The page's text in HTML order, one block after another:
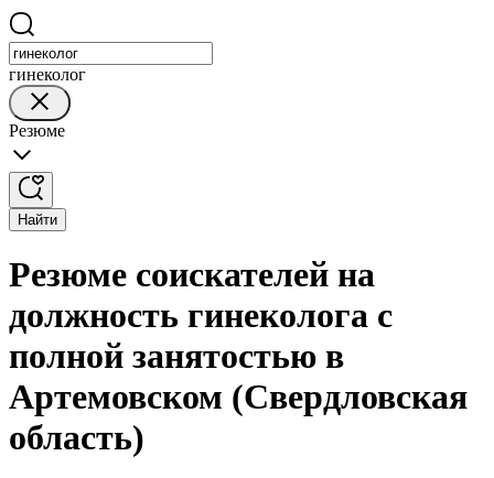
гинеколог
Резюме
Найти
Резюме соискателей на
должность гинеколога с
полной занятостью в
Артемовском (Свердловская
область)